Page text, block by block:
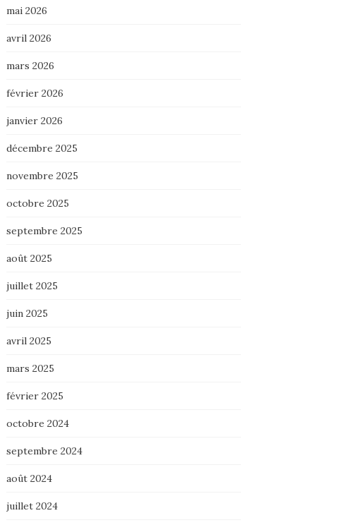
mai 2026
avril 2026
mars 2026
février 2026
janvier 2026
décembre 2025
novembre 2025
octobre 2025
septembre 2025
août 2025
juillet 2025
juin 2025
avril 2025
mars 2025
février 2025
octobre 2024
septembre 2024
août 2024
juillet 2024